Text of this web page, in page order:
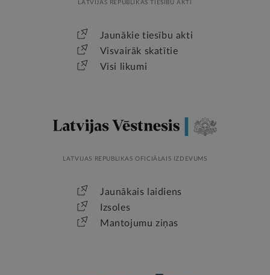
LATVIJAS REPUBLIKAS TIESĪBU AKTI
Jaunākie tiesību akti
Visvairāk skatītie
Visi likumi
LATVIJAS REPUBLIKAS OFICIĀLAIS IZDEVUMS
Jaunākais laidiens
Izsoles
Mantojumu ziņas